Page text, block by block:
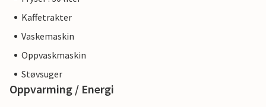
Kaffetrakter
Vaskemaskin
Oppvaskmaskin
Støvsuger
Oppvarming / Energi